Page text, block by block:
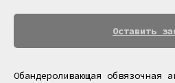
Оставить
Обандероливающая обвязочная